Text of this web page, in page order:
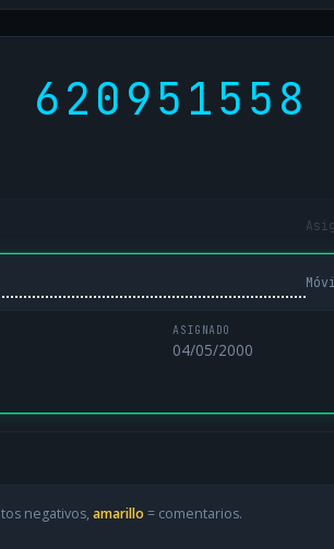
620951558
ASIGNADO
04/05/2000
negativos, amarillo = comentarios.